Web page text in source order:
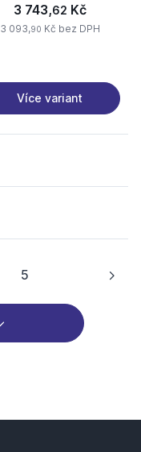
3 743,62 Kč
3 093,90 Kč bez DPH
Více variant
5